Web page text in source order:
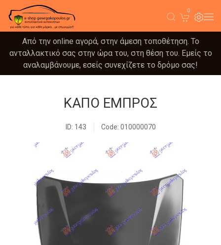
0
Από την online αγορά, στην άμεση τοποθέτηση. Το
ανταλλακτικό σας στην ώρα του, στη θέση του. Εμείς το
αναλαμβάνουμε, εσείς συνεχίζετε το δρόμο σας!
ΚΑΠΟ ΕΜΠΡΟΣ
ID: 143 Code: 010000070